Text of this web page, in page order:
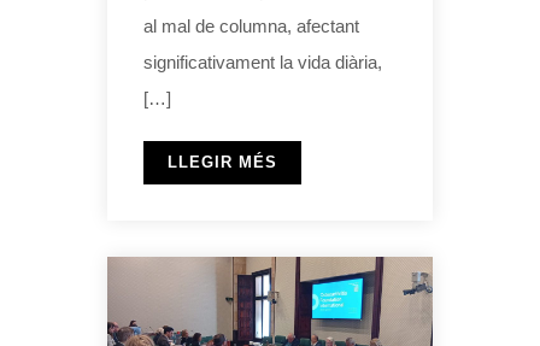
al mal de columna, afectant
significativament la vida diària,
[…]
LLEGIR MÉS